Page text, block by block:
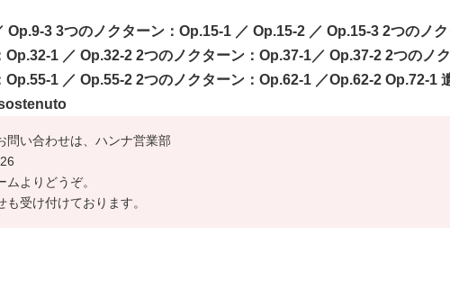
3 3つのノクターン：Op.15-1 ／ Op.15-2 ／ Op.15-3 2つのノク
1 ／ Op.32-2 2つのノクターン：Op.37-1／ Op.37-2 2つのノ
1 ／ Op.55-2 2つのノクターン：Op.62-1 ／Op.62-2 Op.72-1
問い合わせは、ハンナ営業部
よりどうぞ。
受け付けております。